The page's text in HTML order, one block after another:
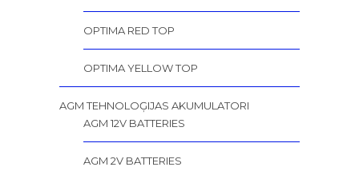
OPTIMA RED TOP
OPTIMA YELLOW TOP
AGM TEHNOLOĢIJAS AKUMULATORI
AGM 12V BATTERIES
AGM 2V BATTERIES